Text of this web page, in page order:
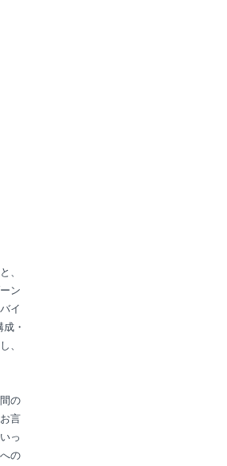
、
ン
イ
・
、
の
言
っ
の